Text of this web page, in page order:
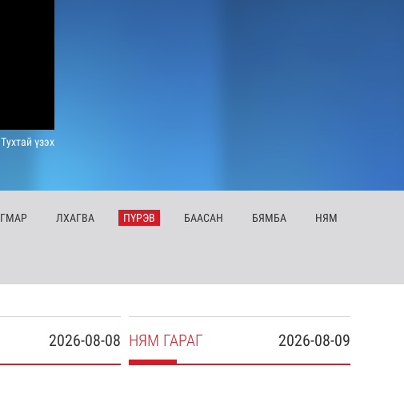
Тухтай үзэх
ГМАР ЛХАГВА ПҮРЭВ БААСАН БЯМБА НЯМ
2026-08-08 2026-08-09
НЯМ ГАРАГ